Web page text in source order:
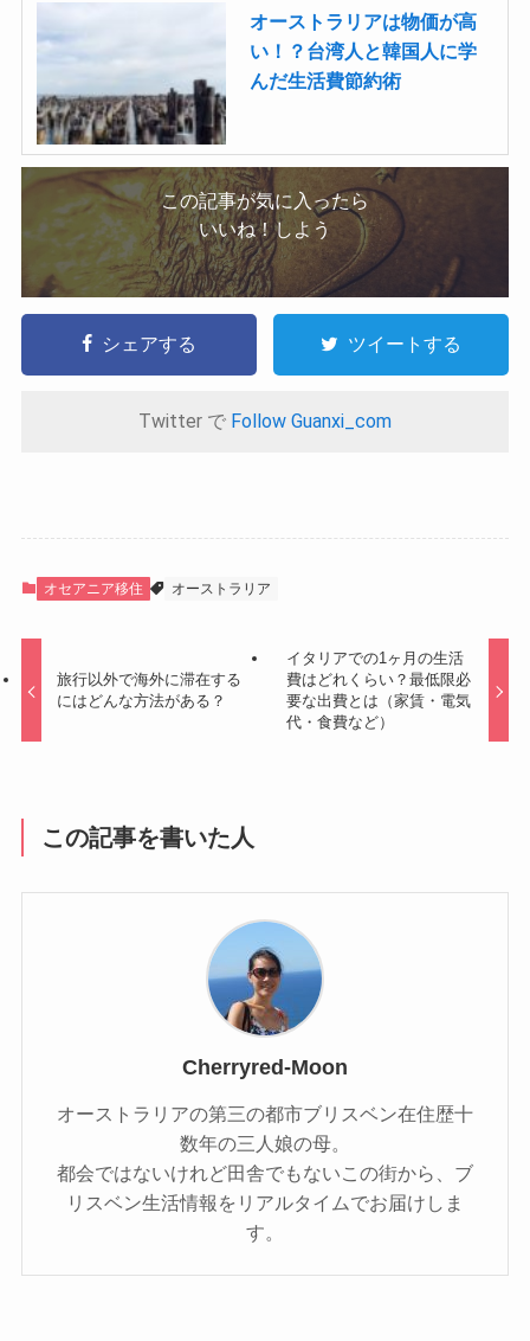
オーストラリアは物価が高
い！？台湾人と韓国人に学
んだ生活費節約術
この記事が気に入ったら
いいね！しよう
シェアする ツイートする
Twitter で Follow Guanxi_com
オセアニア移住 オーストラリア
旅行以外で海外に滞在する
にはどんな方法がある？
イタリアでの1ヶ月の生活
費はどれくらい？最低限必
要な出費とは（家賃・電気
代・食費など）
この記事を書いた人
Cherryred-Moon
オーストラリアの第三の都市ブリスベン在住歴十
数年の三人娘の母。
都会ではないけれど田舎でもないこの街から、ブ
リスベン生活情報をリアルタイムでお届けしま
す。